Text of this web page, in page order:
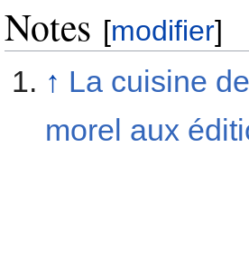
Notes [modifier]
↑ La cuisine
morel aux